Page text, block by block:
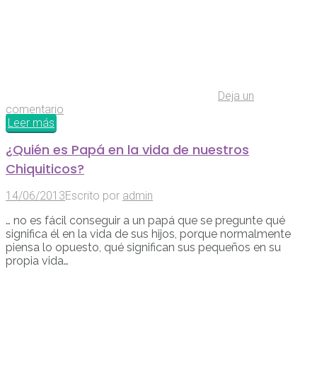
Deja un
comentario
Leer más
¿Quién es Papá en la vida de nuestros
Chiquiticos?
14/06/2013Escrito por admin
… no es fácil conseguir a un papá que se pregunte qué
significa él en la vida de sus hijos, porque normalmente
piensa lo opuesto, qué significan sus pequeños en su
propia vida…